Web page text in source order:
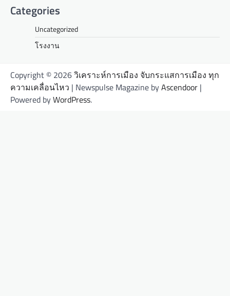
Categories
Uncategorized
โรงงาน
Copyright © 2026วิเคราะห์การเมือง จับกระแสการเมือง ทุก
ความเคลื่อนไหว | Newspulse Magazine byAscendoor |
Powered byWordPress.